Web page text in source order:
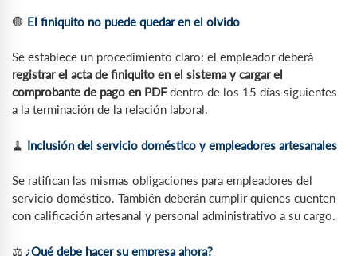
🛑 El finiquito no puede quedar en el olvido
Se establece un procedimiento claro: el empleador deberá
registrar el acta de finiquito en el sistema y cargar el
comprobante de pago en PDFdentro de los 15 días siguientes
a la terminación de la relación laboral.
🧹 Inclusión del servicio doméstico y empleadores artesanales
Se ratifican las mismas obligaciones para empleadores del
servicio doméstico. También deberán cumplir quienes cuenten
con calificación artesanal y personal administrativo a su cargo.
⚖️ ¿Qué debe hacer su empresa ahora?